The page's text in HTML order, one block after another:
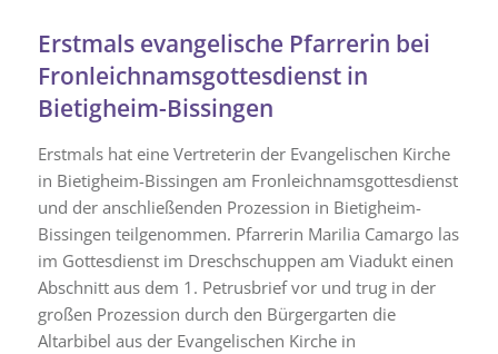
Erstmals evangelische Pfarrerin bei
Fronleichnamsgottesdienst in
Bietigheim-Bissingen
Erstmals hat eine Vertreterin der Evangelischen Kirche
in Bietigheim-Bissingen am Fronleichnamsgottesdienst
und der anschließenden Prozession in Bietigheim-
Bissingen teilgenommen. Pfarrerin Marilia Camargo las
im Gottesdienst im Dreschschuppen am Viadukt einen
Abschnitt aus dem 1. Petrusbrief vor und trug in der
großen Prozession durch den Bürgergarten die
Altarbibel aus der Evangelischen Kirche in